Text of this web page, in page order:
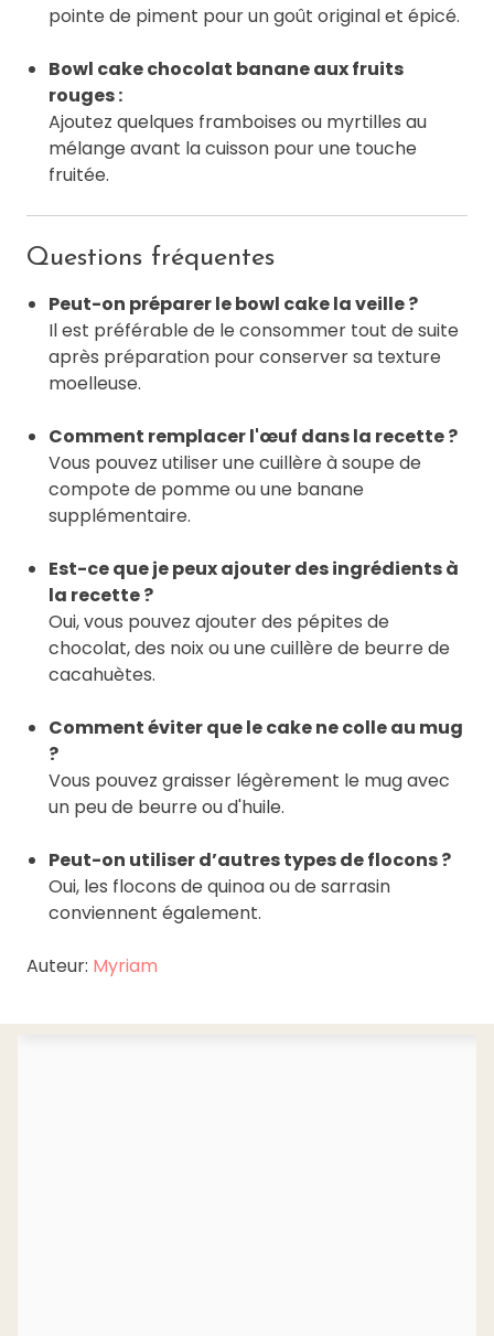
pointe de piment pour un goût original et épicé.
Bowl cake chocolat banane aux fruits
rouges :
Ajoutez quelques framboises ou myrtilles au
mélange avant la cuisson pour une touche
fruitée.
Questions fréquentes
Peut-on préparer le bowl cake la veille ?
Il est préférable de le consommer tout de suite
après préparation pour conserver sa texture
moelleuse.
Comment remplacer l'œuf dans la recette ?
Vous pouvez utiliser une cuillère à soupe de
compote de pomme ou une banane
supplémentaire.
Est-ce que je peux ajouter des ingrédients à
la recette ?
Oui, vous pouvez ajouter des pépites de
chocolat, des noix ou une cuillère de beurre de
cacahuètes.
Comment éviter que le cake ne colle au mug
?
Vous pouvez graisser légèrement le mug avec
un peu de beurre ou d'huile.
Peut-on utiliser d’autres types de flocons ?
Oui, les flocons de quinoa ou de sarrasin
conviennent également.
Auteur: Myriam